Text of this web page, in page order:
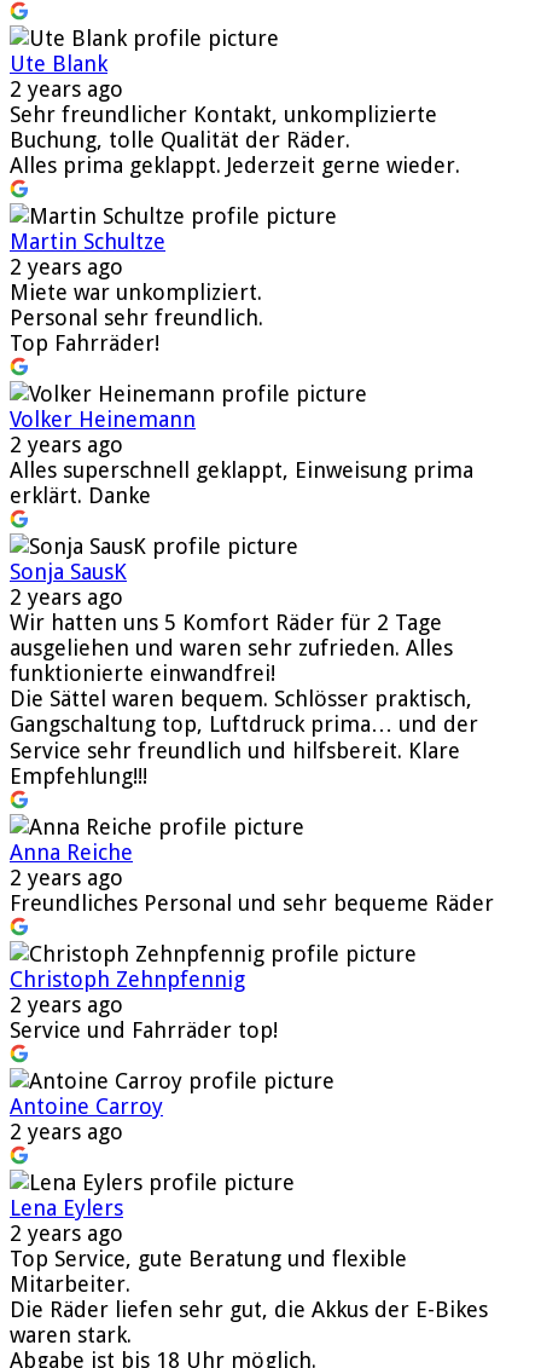
Ute Blank
2 years ago
Sehr freundlicher Kontakt, unkomplizierte
Buchung, tolle Qualität der Räder.
Alles prima geklappt. Jederzeit gerne wieder.
Martin Schultze
2 years ago
Miete war unkompliziert.
Personal sehr freundlich.
Top Fahrräder!
Volker Heinemann
2 years ago
Alles superschnell geklappt, Einweisung prima
erklärt. Danke
Sonja SausK
2 years ago
Wir hatten uns 5 Komfort Räder für 2 Tage
ausgeliehen und waren sehr zufrieden. Alles
funktionierte einwandfrei!
Die Sättel waren bequem. Schlösser praktisch,
Gangschaltung top, Luftdruck prima… und der
Service sehr freundlich und hilfsbereit. Klare
Empfehlung!!!
Anna Reiche
2 years ago
Freundliches Personal und sehr bequeme Räder
Christoph Zehnpfennig
2 years ago
Service und Fahrräder top!
Antoine Carroy
2 years ago
Lena Eylers
2 years ago
Top Service, gute Beratung und flexible
Mitarbeiter.
Die Räder liefen sehr gut, die Akkus der E-Bikes
waren stark.
Abgabe ist bis 18 Uhr möglich.